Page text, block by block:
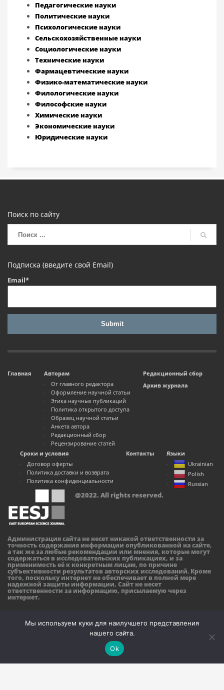
Педагогические науки
Политические науки
Психологические науки
Сельскохозяйственные науки
Социологические науки
Технические науки
Фармацевтические науки
Физико-математические науки
Филологические науки
Философские науки
Химические науки
Экономические науки
Юридические науки
Поиск по сайту
Подписка (введите свой Email)
Email*
Главная
Авторам
От главного редактора
Оформление научной статьи
Этика научных публикаций
Политика открытого доступа
Образец научной статьи
Анкета автора
Редакционный сбор
Рецензирование статей
Редакционный сбор
Архив журнала
Сроки и условия
Договор оферты
Политика доставки и возврата
Политика конфиденциальности
Контакты
Языки
Ukrainian
Polish
Russian
@2022. All rights reserved.
Администрация сайта не несет никакой ответственности за
точность содержания информации опубликованной на сайте,
а так же за любые рекомендации или мнения, которые могут
содержаться в исследовательских публикациях, и за
применимость её к конкретным лицам, по причине
субъективности результатов авторских исследований. Кроме
того, поскольку интернет не обеспечивает в полной мере
надежной защиты информации, Сайт не несет
ответственности за информацию, присылаемую через
интернет.
Мы используем куки для наилучшего представления
нашего сайта.
Ok